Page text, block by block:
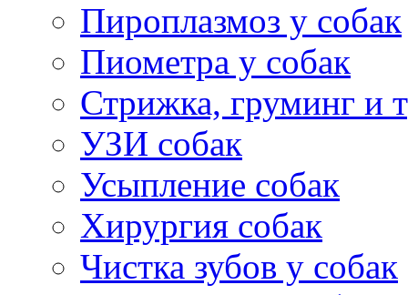
Пироплазмоз у собак
Пиометра у собак
Стрижка, груминг и
УЗИ собак
Усыпление собак
Хирургия собак
Чистка зубов у собак